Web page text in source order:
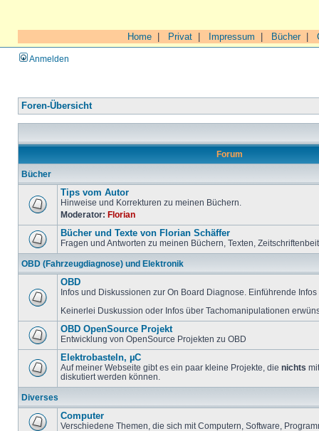
Home Privat Impressum Bücher|
Anmelden
Foren-Übersicht
Forum
Bücher
Tips vom Autor
Hinweise und Korrekturen zu meinen Büchern.
Moderator: Florian
Bücher und Texte von Florian Schäffer
Fragen und Antworten zu meinen Büchern, Texten,
OBD (Fahrzeugdiagnose) und Elektronik
OBD
Infos und Diskussionen zur On Board Diagnose. Einführende
Keinerlei Duskussion oder Infos über Tachomanipulationen
OBD OpenSource Projekt
Entwicklung von OpenSource Projekten zu OBD
Elektrobasteln, µC
Auf meiner Webseite gibt es ein paar kleine Projekte, die nichts
diskutiert werden können.
Diverses
Computer
Verschiedene Themen, die sich mit Computern, Software,